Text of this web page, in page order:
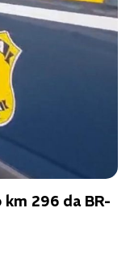
296 da BR-